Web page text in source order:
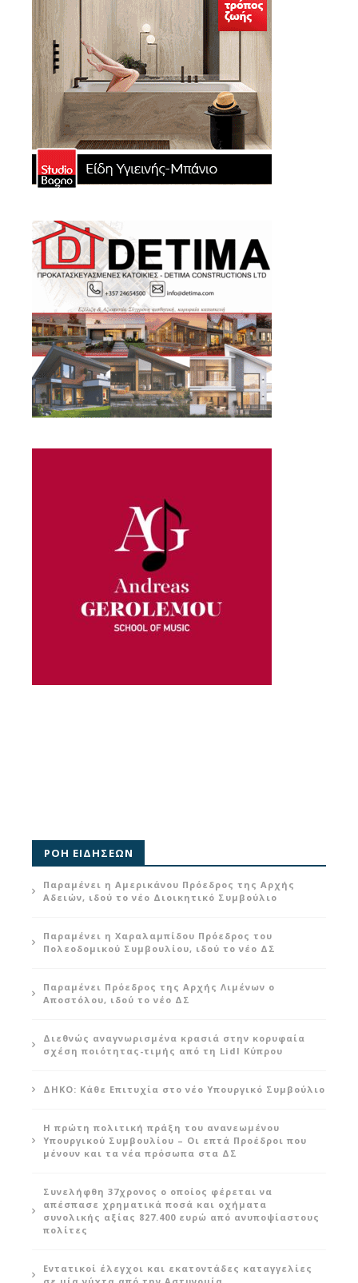
ΡΟΗ ΕΙΔΗΣΕΩΝ
Παραμένει η Αμερικάνου Πρόεδρος της Αρχής
Αδειών, ιδού το νέο Διοικητικό Συμβούλιο
Παραμένει η Χαραλαμπίδου Πρόεδρος του
Πολεοδομικού Συμβουλίου, ιδού το νέο ΔΣ
Παραμένει Πρόεδρος της Αρχής Λιμένων ο
Αποστόλου, ιδού το νέο ΔΣ
Διεθνώς αναγνωρισμένα κρασιά στην κορυφαία
σχέση ποιότητας-τιμής από τη Lidl Κύπρου
ΔΗΚΟ: Κάθε Επιτυχία στο νέο Υπουργικό Συμβούλιο
Η πρώτη πολιτική πράξη του ανανεωμένου
Υπουργικού Συμβουλίου – Οι επτά Προέδροι που
μένουν και τα νέα πρόσωπα στα ΔΣ
Συνελήφθη 37χρονος ο οποίος φέρεται να
απέσπασε χρηματικά ποσά και οχήματα
συνολικής αξίας 827.400 ευρώ από ανυποψίαστους
πολίτες
Εντατικοί έλεγχοι και εκατοντάδες καταγγελίες